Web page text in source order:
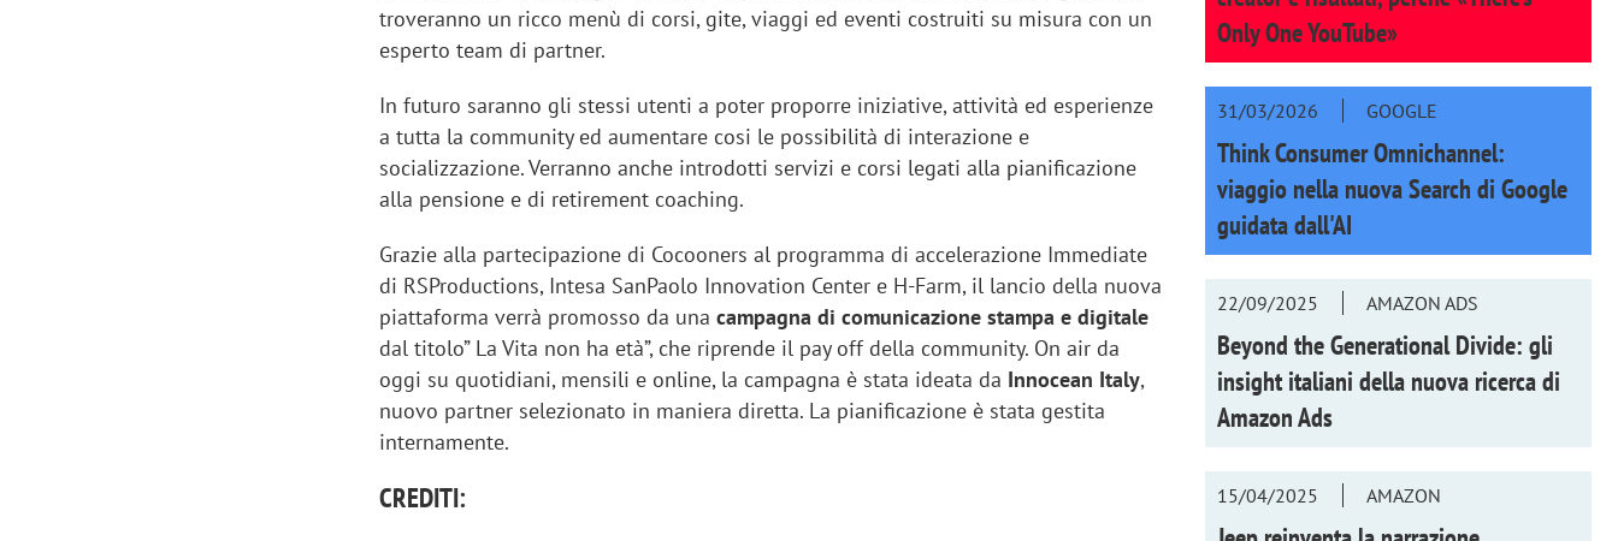
troveranno un ricco menù di corsi, gite, viaggi ed eventi costruiti su misura con un
esperto team di partner.
In futuro saranno gli stessi utenti a poter proporre iniziative, attività ed esperienze
a tutta la community ed aumentare cosi le possibilità di interazione e
socializzazione. Verranno anche introdotti servizi e corsi legati alla pianificazione
alla pensione e di retirement coaching.
Grazie alla partecipazione di Cocooners al programma di accelerazione Immediate
di RSProductions, Intesa SanPaolo Innovation Center e H-Farm, il lancio della nuova
piattaforma verrà promosso da unacampagna di comunicazione stampa e digitale
dal titolo” La Vita non ha età”, che riprende il pay off della community. On air da
oggi su quotidiani, mensili e online, la campagna è stata ideata da Innocean Italy,
nuovo partner selezionato in maniera diretta. La pianificazione è stata gestita
internamente.
CREDITI:
Only One YouTube»
31/03/2026 GOOGLE
Think Consumer Omnichannel:
viaggio nella nuova Search di Google
guidata dall'AI
22/09/2025 AMAZON ADS
Beyond the Generational Divide: gli
insight italiani della nuova ricerca di
Amazon Ads
15/04/2025 AMAZON